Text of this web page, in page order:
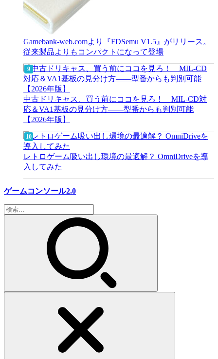
Gamebank-web.comより『FDSemu V1.5』がリリース。
従来製品よりもコンパクトになって登場
中古ドリキャス、買う前にココを見ろ！ MIL-CD対
応＆VA1基板の見分け方——型番からも判別可能
【2026年版】
レトロゲーム吸い出し環境の最適解？ OmniDriveを導
入してみた
ゲームコンソール2.0
検
索: